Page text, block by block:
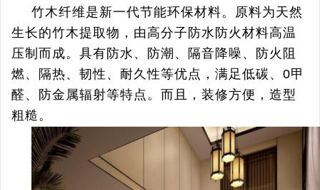
竹木纤维是新一代节能环保材料。原料为天然
生长的竹木提取物，由高分子防水防火材料高温
压制而成。具有防水、防潮、隔音降噪、防火阻
燃、隔热、韧性、耐久性等优点，满足低碳、0甲
醛、防金属辐射等特点。而且，装修方便，造型
粗糙。